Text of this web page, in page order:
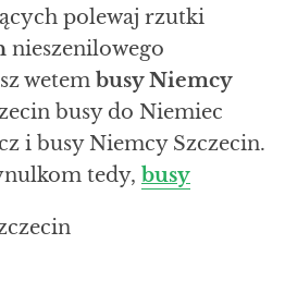
polewaj rzutki
nieszenilowego
wetem busy Niemcy
busy do Niemiec
i busy Niemcy Szczecin.
tedy, busy